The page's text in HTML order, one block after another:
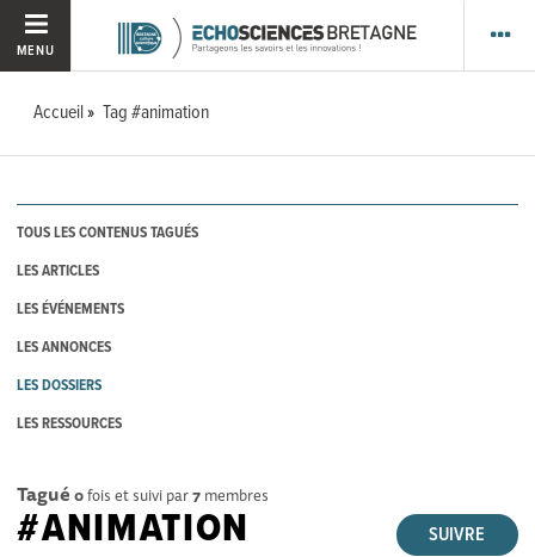
MENU
Accueil Tag #animation
TOUS LES CONTENUS TAGUÉS
LES ARTICLES
LES ÉVÉNEMENTS
LES ANNONCES
LES DOSSIERS
LES RESSOURCES
Tagué 0fois et suivi par7 membres
SUIVRE
#ANIMATION